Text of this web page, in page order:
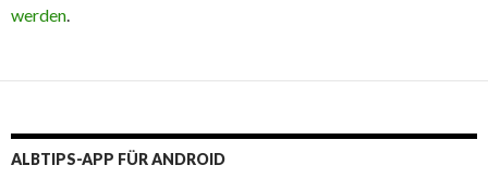
werden
ALBTIPS-APP FÜR ANDROID